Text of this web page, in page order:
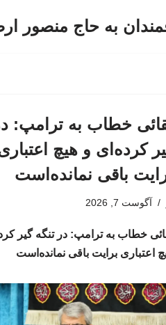
به حاج منصور
خطاب به ترامپ:
کرده‌ای و هیچ
باقی نمانده‌است
آگوست 7, 2026
خطاب به ترامپ: در تنگه گیر
اعتباری برایت باقی نمانده‌است